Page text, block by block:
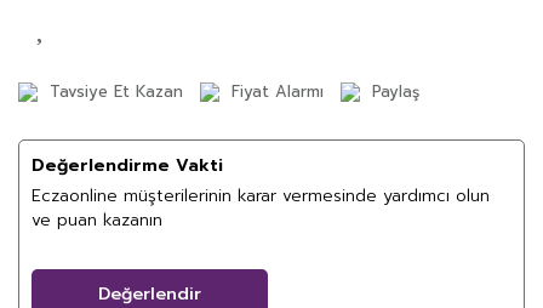
Tavsiye Et Kazan Fiyat Alarmı Paylaş
Değerlendirme Vakti
Eczaonline müşterilerinin karar vermesinde yardımcı olun
ve puan kazanın
Değerlendir